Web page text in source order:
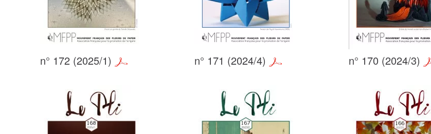
n° 172 (2025/1) n° 171 (2024/4) n° 170 (2024/3)